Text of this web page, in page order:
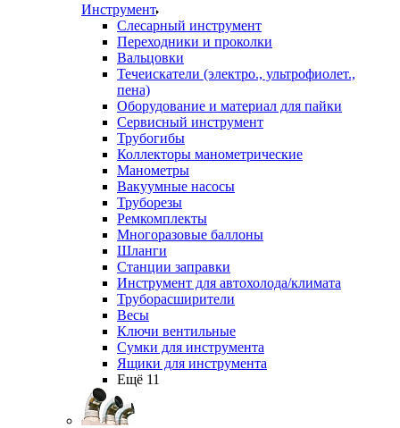
Инструмент
Слесарный инструмент
Переходники и проколки
Вальцовки
Течеискатели (электро., ультрофиолет.,
пена)
Оборудование и материал для пайки
Сервисный инструмент
Трубогибы
Коллекторы манометрические
Манометры
Вакуумные насосы
Труборезы
Ремкомплекты
Многоразовые баллоны
Шланги
Станции заправки
Инструмент для автохолода/климата
Труборасширители
Весы
Ключи вентильные
Сумки для инструмента
Ящики для инструмента
Ещё 11